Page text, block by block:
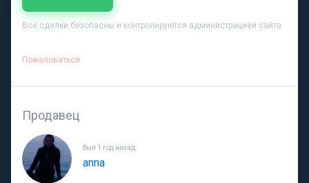
Все сделки безопасны и контролируются администрацией сайта
Пожаловаться
Продавец
был 1 год назад
anna